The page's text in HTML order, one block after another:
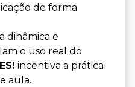
de forma
dinâmica e
o uso real do
incentiva a prática
aula.